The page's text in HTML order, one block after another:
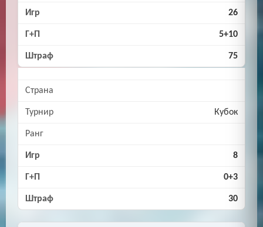
26
5+10
75
Кубок
8
0+3
30